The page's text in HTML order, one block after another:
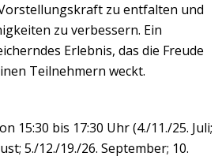
zu entfalten und
zu verbessern. Ein
Erlebnis, das die Freude
Teilnehmern weckt.
15:30 bis 17:30 Uhr (4./11./25. Juli;
5./12./19./26. September; 10.